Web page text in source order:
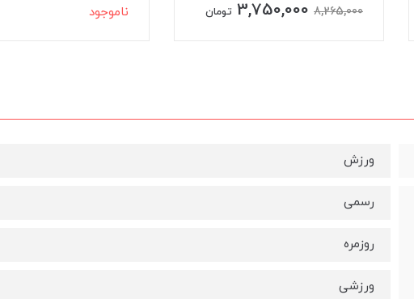
ناموجود ناموجود
ورزش
رسمی
روزمره
ورزشی